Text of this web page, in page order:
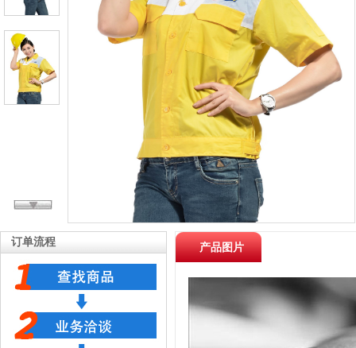
订单流程 产品图片